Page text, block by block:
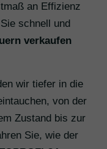
an Effizienz
schnell und
verkaufen
wir tiefer in die
von der
Zustand bis zur
Sie, wie der